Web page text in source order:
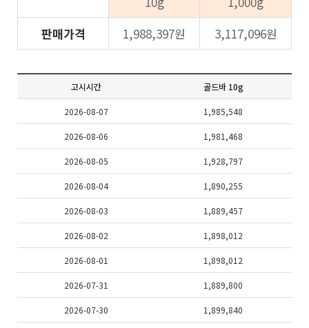
판매가격
1,988,397원 3,117,096원
고시시간 골드바 10g
2026-08-07 1,985,548
2026-08-06 1,981,468
2026-08-05 1,928,797
2026-08-04 1,890,255
2026-08-03 1,889,457
2026-08-02 1,898,012
2026-08-01 1,898,012
2026-07-31 1,889,800
2026-07-30 1,899,840